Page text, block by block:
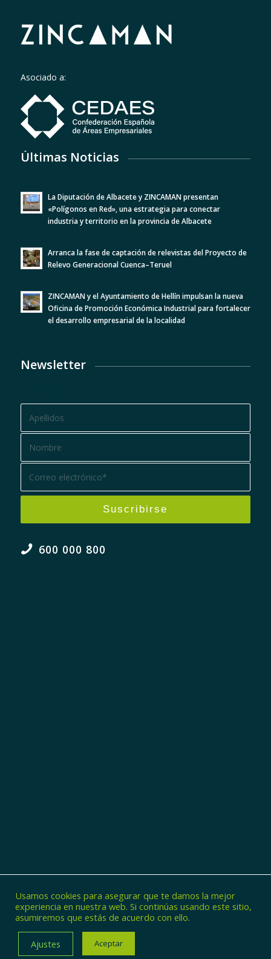
Asociado a:
Últimas Noticias
La Diputación de Albacete y ZINCAMAN presentan
«Polígonos en Red», una estrategia para conectar
industria y territorio en la provincia de Albacete
Arranca la fase de captación de relevistas del Proyecto de
Relevo Generacional Cuenca–Teruel
ZINCAMAN y el Ayuntamiento de Hellín impulsan la nueva
Oficina de Promoción Económica Industrial para fortalecer
el desarrollo empresarial de la localidad
Newsletter
600 000 800
© Copyright - Zincaman
POLÍTICA DE PRIVACIDAD
POLÍTICA DE COOKIES
Usamos cookies para asegurar que te damos la mejor
experiencia en nuestra web. Si continúas usando este sitio,
asumiremos que estás de acuerdo con ello.
Ajustes Aceptar